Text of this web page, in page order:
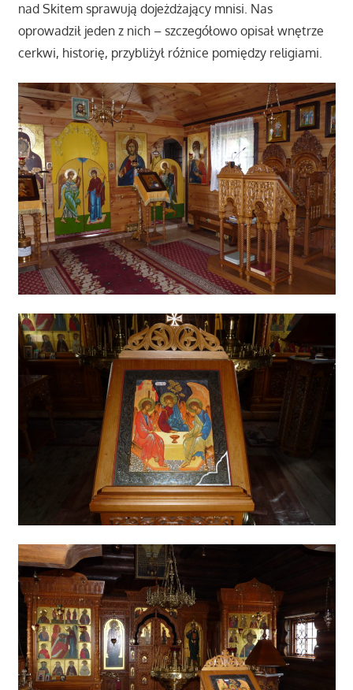
nad Skitem sprawują dojeżdżający mnisi. Nas
oprowadził jeden z nich – szczegółowo opisał wnętrze
cerkwi, historię, przybliżył różnice pomiędzy religiami.